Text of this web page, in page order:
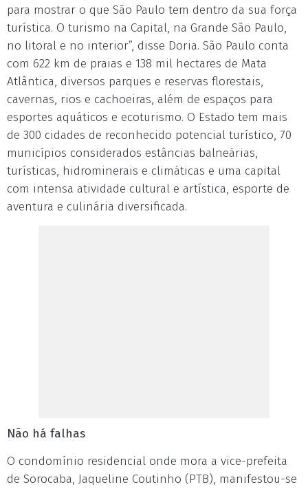
para mostrar o que São Paulo tem dentro da sua força
turística. O turismo na Capital, na Grande São Paulo,
no litoral e no interior”, disse Doria. São Paulo conta
com 622 km de praias e 138 mil hectares de Mata
Atlântica, diversos parques e reservas florestais,
cavernas, rios e cachoeiras, além de espaços para
esportes aquáticos e ecoturismo. O Estado tem mais
de 300 cidades de reconhecido potencial turístico, 70
municípios considerados estâncias balneárias,
turísticas, hidrominerais e climáticas e uma capital
com intensa atividade cultural e artística, esporte de
aventura e culinária diversificada.
Não há falhas
O condomínio residencial onde mora a vice-prefeita
de Sorocaba, Jaqueline Coutinho (PTB), manifestou-se